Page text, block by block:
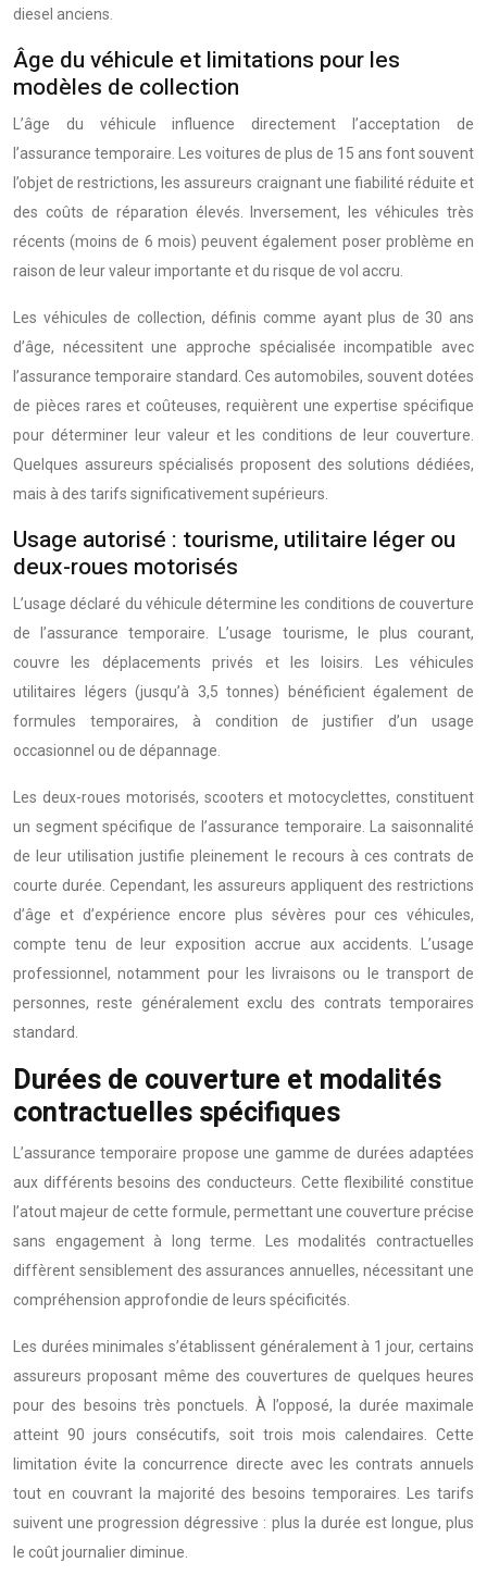
diesel anciens.
Âge du véhicule et limitations pour les
modèles de collection
L’âge du véhicule influence directement l’acceptation de
l’assurance temporaire. Les voitures de plus de 15 ans font souvent
l’objet de restrictions, les assureurs craignant une fiabilité réduite et
des coûts de réparation élevés. Inversement, les véhicules très
récents (moins de 6 mois) peuvent également poser problème en
raison de leur valeur importante et du risque de vol accru.
Les véhicules de collection, définis comme ayant plus de 30 ans
d’âge, nécessitent une approche spécialisée incompatible avec
l’assurance temporaire standard. Ces automobiles, souvent dotées
de pièces rares et coûteuses, requièrent une expertise spécifique
pour déterminer leur valeur et les conditions de leur couverture.
Quelques assureurs spécialisés proposent des solutions dédiées,
mais à des tarifs significativement supérieurs.
Usage autorisé : tourisme, utilitaire léger ou
deux-roues motorisés
L’usage déclaré du véhicule détermine les conditions de couverture
de l’assurance temporaire. L’usage tourisme, le plus courant,
couvre les déplacements privés et les loisirs. Les véhicules
utilitaires légers (jusqu’à 3,5 tonnes) bénéficient également de
formules temporaires, à condition de justifier d’un usage
occasionnel ou de dépannage.
Les deux-roues motorisés, scooters et motocyclettes, constituent
un segment spécifique de l’assurance temporaire. La saisonnalité
de leur utilisation justifie pleinement le recours à ces contrats de
courte durée. Cependant, les assureurs appliquent des restrictions
d’âge et d’expérience encore plus sévères pour ces véhicules,
compte tenu de leur exposition accrue aux accidents. L’usage
professionnel, notamment pour les livraisons ou le transport de
personnes, reste généralement exclu des contrats temporaires
standard.
Durées de couverture et modalités
contractuelles spécifiques
L’assurance temporaire propose une gamme de durées adaptées
aux différents besoins des conducteurs. Cette flexibilité constitue
l’atout majeur de cette formule, permettant une couverture précise
sans engagement à long terme. Les modalités contractuelles
diffèrent sensiblement des assurances annuelles, nécessitant une
compréhension approfondie de leurs spécificités.
Les durées minimales s’établissent généralement à 1 jour, certains
assureurs proposant même des couvertures de quelques heures
pour des besoins très ponctuels. À l’opposé, la durée maximale
atteint 90 jours consécutifs, soit trois mois calendaires. Cette
limitation évite la concurrence directe avec les contrats annuels
tout en couvrant la majorité des besoins temporaires. Les tarifs
suivent une progression dégressive : plus la durée est longue, plus
le coût journalier diminue.